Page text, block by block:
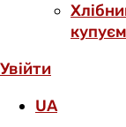
Увійти
UA